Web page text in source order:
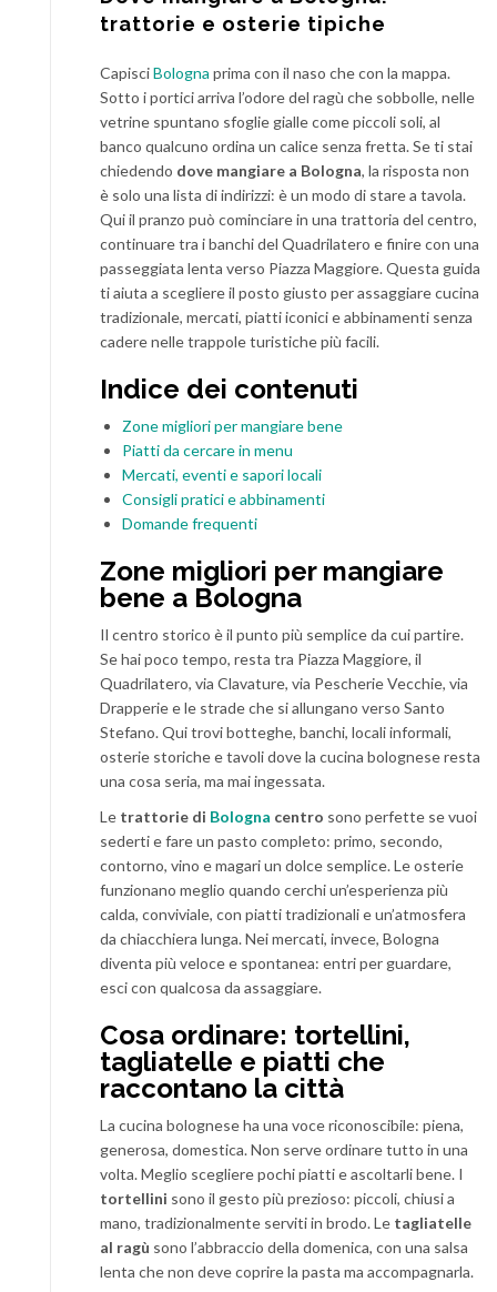
trattorie e osterie tipiche
CapisciBologna prima con il naso che con la mappa.
Sotto i portici arriva l’odore del ragù che sobbolle, nelle
vetrine spuntano sfoglie gialle come piccoli soli, al
banco qualcuno ordina un calice senza fretta. Se ti stai
chiedendo dove mangiare a Bologna, la risposta non
è solo una lista di indirizzi: è un modo di stare a tavola.
Qui il pranzo può cominciare in una trattoria del centro,
continuare tra i banchi del Quadrilatero e finire con una
passeggiata lenta verso Piazza Maggiore. Questa guida
ti aiuta a scegliere il posto giusto per assaggiare cucina
tradizionale, mercati, piatti iconici e abbinamenti senza
cadere nelle trappole turistiche più facili.
Indice dei contenuti
Zone migliori per mangiare bene
Piatti da cercare in menu
Mercati, eventi e sapori locali
Consigli pratici e abbinamenti
Domande frequenti
Zone migliori per mangiare
bene a Bologna
Il centro storico è il punto più semplice da cui partire.
Se hai poco tempo, resta tra Piazza Maggiore, il
Quadrilatero, via Clavature, via Pescherie Vecchie, via
Drapperie e le strade che si allungano verso Santo
Stefano. Qui trovi botteghe, banchi, locali informali,
osterie storiche e tavoli dove la cucina bolognese resta
una cosa seria, ma mai ingessata.
Le trattorie di Bologna centro sono perfette se vuoi
sederti e fare un pasto completo: primo, secondo,
contorno, vino e magari un dolce semplice. Le osterie
funzionano meglio quando cerchi un’esperienza più
calda, conviviale, con piatti tradizionali e un’atmosfera
da chiacchiera lunga. Nei mercati, invece, Bologna
diventa più veloce e spontanea: entri per guardare,
esci con qualcosa da assaggiare.
Cosa ordinare: tortellini,
tagliatelle e piatti che
raccontano la città
La cucina bolognese ha una voce riconoscibile: piena,
generosa, domestica. Non serve ordinare tutto in una
volta. Meglio scegliere pochi piatti e ascoltarli bene. I
tortellini sono il gesto più prezioso: piccoli, chiusi a
mano, tradizionalmente serviti in brodo. Le tagliatelle
al ragù sono l’abbraccio della domenica, con una salsa
lenta che non deve coprire la pasta ma accompagnarla.